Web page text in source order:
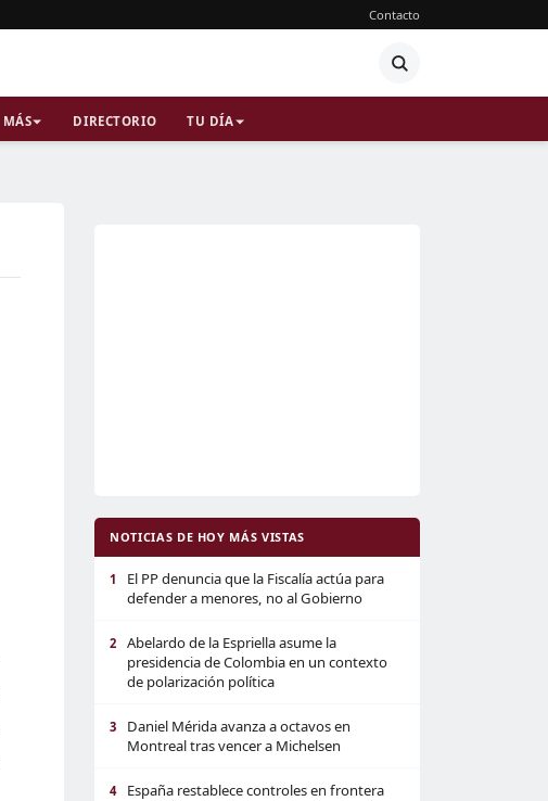
Contacto
MÁS DIRECTORIO TU DÍA
NOTICIAS DE HOY MÁS VISTAS
1
El PP denuncia que la Fiscalía actúa para
defender a menores, no al Gobierno
2
Abelardo de la Espriella asume la
presidencia de Colombia en un contexto
de polarización política
3
Daniel Mérida avanza a octavos en
Montreal tras vencer a Michelsen
4
España restablece controles en frontera